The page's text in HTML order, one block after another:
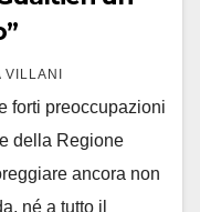
VILLANI
forti preoccupazioni
della Regione
ancora non
né a tutto il